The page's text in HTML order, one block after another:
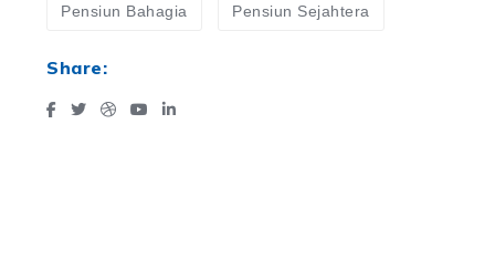
Pensiun Bahagia Pensiun Sejahtera
Share: